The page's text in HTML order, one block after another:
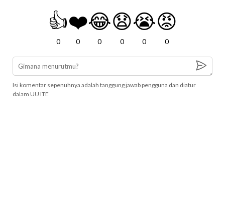
👍
0
❤️
0
😂
0
😧
0
😭
0
😡
0
Isi komentar sepenuhnya adalah tanggung jawab pengguna dan diatur
dalam UU ITE